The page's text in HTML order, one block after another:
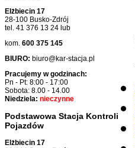
Elżbiecin 17
28-100 Busko-Zdrój
tel. 41 376 13 24 lub
kom. 600 375 145
BIURO: biuro@kar-stacja.pl
Pracujemy w godzinach:
Pn - Pt: 8:00 - 17:00
Sobota: 8.00 - 14.00
Niedziela: nieczynne
Podstawowa Stacja Kontroli
Pojazdów
Elżbiecin 17